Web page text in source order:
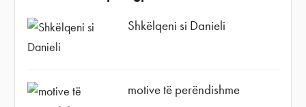
Shkëlqeni si Danieli
motive të perëndishme